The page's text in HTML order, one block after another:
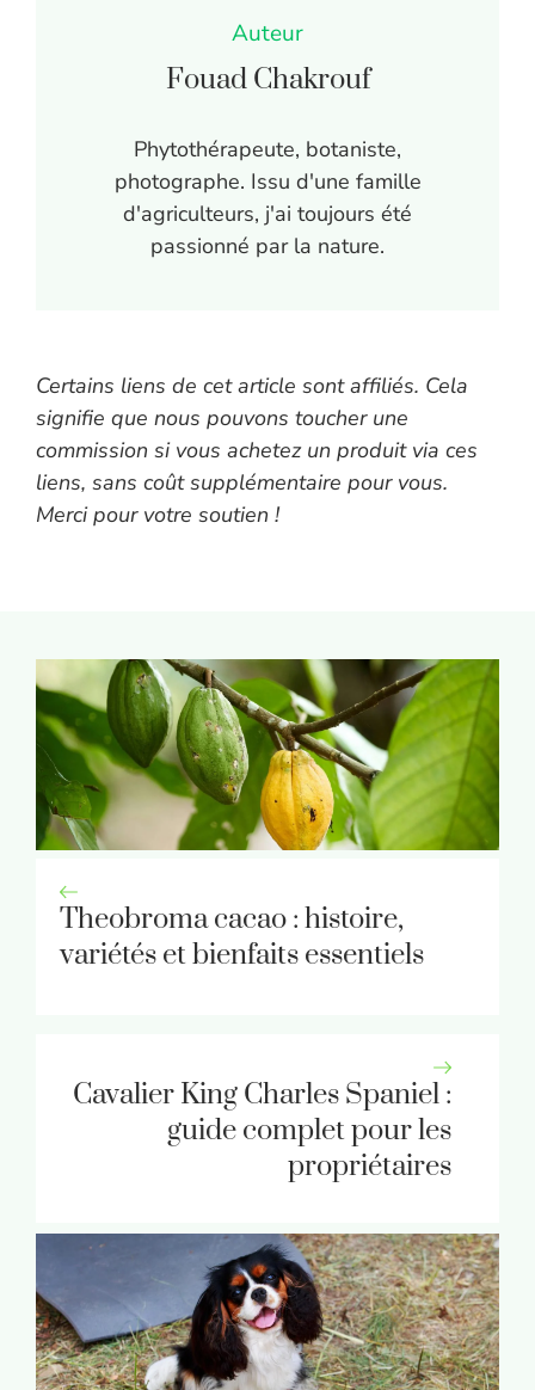
Auteur
Fouad Chakrouf
Phytothérapeute, botaniste,
photographe. Issu d'une famille
d'agriculteurs, j'ai toujours été
passionné par la nature.
Certains liens de cet article sont affiliés. Cela
signifie que nous pouvons toucher une
commission si vous achetez un produit via ces
liens, sans coût supplémentaire pour vous.
Merci pour votre soutien !
Theobroma cacao : histoire,
variétés et bienfaits essentiels
Cavalier King Charles Spaniel :
guide complet pour les
propriétaires